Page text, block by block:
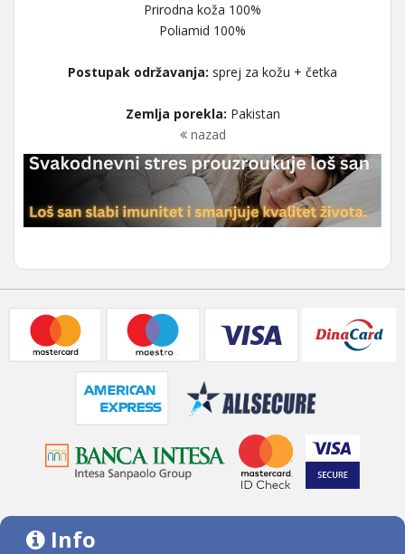
Prirodna koža 100%
Poliamid 100%
Postupak održavanja: sprej za kožu + četka
Zemlja porekla: Pakistan
nazad
Info